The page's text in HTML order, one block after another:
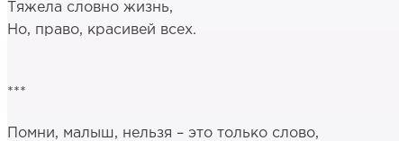
Тяжела словно жизнь,
Но, право, красивей всех.
***
Помни, малыш, нельзя – это только слово,